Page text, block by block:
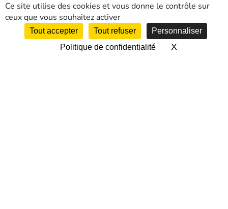
Ce site utilise des cookies et vous donne le contrôle sur
ceux que vous souhaitez activer
Tout accepter Tout refuser
Personnaliser
Politique de confidentialité
XMasquer le